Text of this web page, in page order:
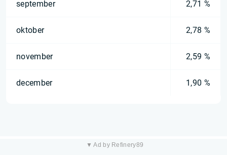
september 2,71 %
oktober 2,78 %
november 2,59 %
december 1,90 %
▼ Ad by Refinery89